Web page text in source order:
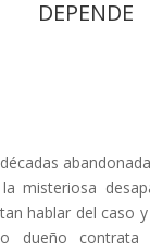
DEPENDE
misteriosa
hablar del caso
dueño contrata